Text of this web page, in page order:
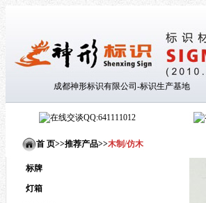
成都神形标识有限公司-标识生产基地
QQ:641111012
首 页>>推荐产品>>木制/仿木
标牌
灯箱